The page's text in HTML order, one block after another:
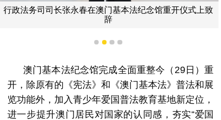
行政法务司司长张永春在澳门基本法纪念馆重开仪式上致
辞
1 2 3 4
澳门基本法纪念馆完成全面重整今（29日）重
开，除原有的《宪法》和《澳门基本法》普法和展
览功能外，加入青少年爱国普法教育基地新定位，
进一步提升澳门居民对国家的认同感，夯实“爱国